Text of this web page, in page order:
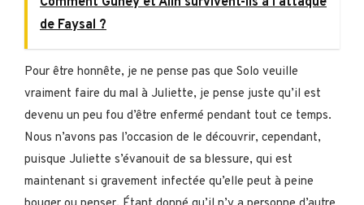
de Faysal ?
Pour être honnête, je ne pense pas que Solo veuille
vraiment faire du mal à Juliette, je pense juste qu’il est
devenu un peu fou d’être enfermé pendant tout ce temps.
Nous n’avons pas l’occasion de le découvrir, cependant,
puisque Juliette s’évanouit de sa blessure, qui est
maintenant si gravement infectée qu’elle peut à peine